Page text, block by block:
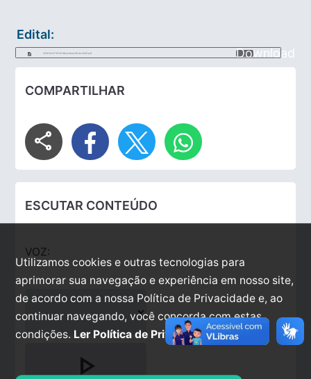
Edital:
2026-04-07-16-20-48-portaria-39-de-2026.pdf Download
COMPARTILHAR
share
ESCUTAR CONTEÚDO
VOZ:
play_arrow
Utilizamos cookies e outras tecnologias para
aprimorar sua navegação e experiência em nosso site,
de acordo com a nossa Política de Privacidade e, ao
continuar navegando, você concorda com estas
condições. Ler Política de Privacidade.